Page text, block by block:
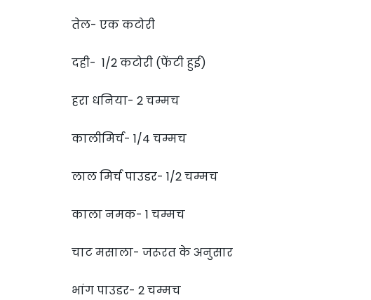
तेल- एक कटोरी
दही- 1/2 कटोरी (फेंटी हुई)
हरा धनिया- 2 चम्मच
कालीमिर्च- 1/4 चम्मच
लाल मिर्च पाउडर- 1/2 चम्मच
काला नमक- 1 चम्मच
चाट मसाला- जरूरत के अनुसार
भांग पाउडर- 2 चम्मच